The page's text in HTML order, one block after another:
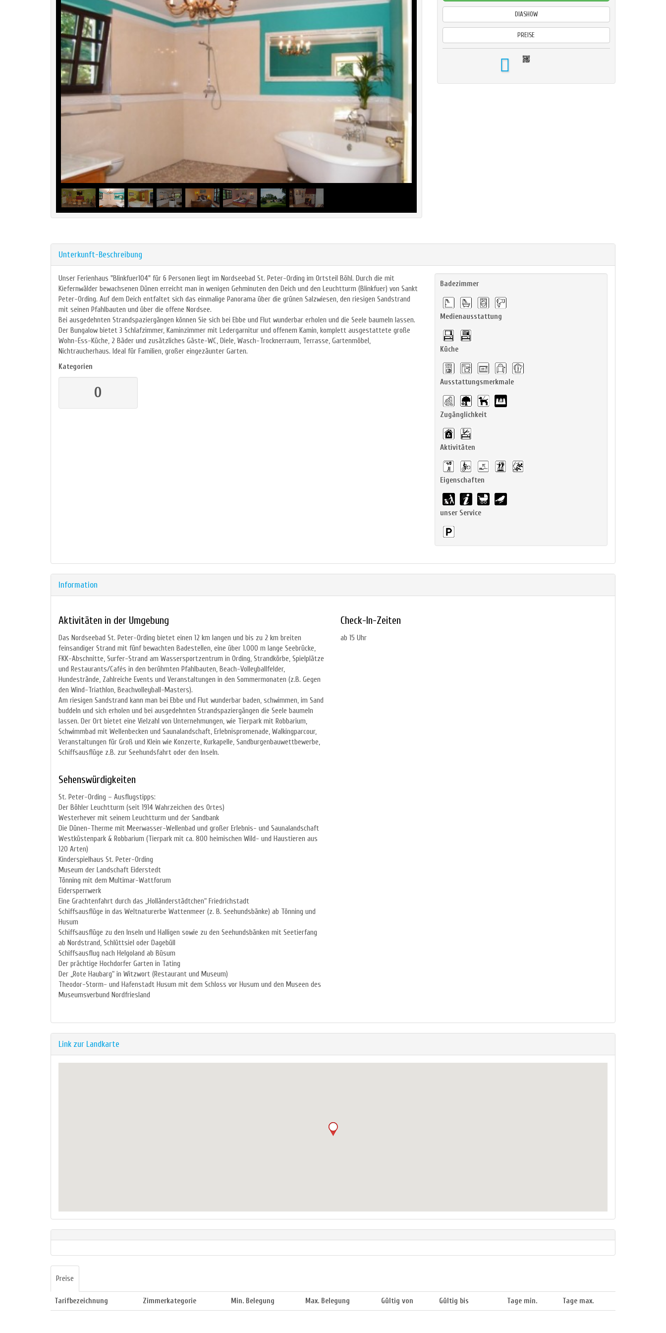
DIASHOW
PREISE
Unterkunft-Beschreibung
Unser Ferienhaus "Blinkfuer104" für 6 Personen liegt im Nordseebad St. Peter-Ording im Ortsteil Böhl. Durch die mit
Kiefernwälder bewachsenen Dünen erreicht man in wenigen Gehminuten den Deich und den Leuchtturm (Blinkfuer) von Sankt
Peter-Ording. Auf dem Deich entfaltet sich das einmalige Panorama über die grünen Salzwiesen, den riesigen Sandstrand
mit seinen Pfahlbauten und über die offene Nordsee.
Bei ausgedehnten Strandspaziergängen können Sie sich bei Ebbe und Flut wunderbar erholen und die Seele baumeln lassen.
Der Bungalow bietet 3 Schlafzimmer, Kaminzimmer mit Ledergarnitur und offenem Kamin, komplett ausgestattete große
Wohn-Ess-Küche, 2 Bäder und zusätzliches Gäste-WC, Diele, Wasch-Trocknerraum, Terrasse, Gartenmöbel,
Nichtraucherhaus. Ideal für Familien, großer eingezäunter Garten.
Kategorien
0
Badezimmer
Medienausstattung
Küche
Ausstattungsmerkmale
Zugänglichkeit
Aktivitäten
Eigenschaften
unser Service
Information
Aktivitäten in der Umgebung
Das Nordseebad St. Peter-Ording bietet einen 12 km langen und bis zu 2 km breiten
feinsandiger Strand mit fünf bewachten Badestellen, eine über 1.000 m lange Seebrücke,
FKK-Abschnitte, Surfer-Strand am Wassersportzentrum in Ording, Strandkörbe, Spielplätze
und Restaurants/Cafés in den berühmten Pfahlbauten, Beach-Volleyballfelder,
Hundestrände, Zahlreiche Events und Veranstaltungen in den Sommermonaten (z.B. Gegen
den Wind-Triathlon, Beachvolleyball-Masters).
Am riesigen Sandstrand kann man bei Ebbe und Flut wunderbar baden, schwimmen, im Sand
buddeln und sich erholen und bei ausgedehnten Strandspaziergängen die Seele baumeln
lassen. Der Ort bietet eine Vielzahl von Unternehmungen, wie Tierpark mit Robbarium,
Schwimmbad mit Wellenbecken und Saunalandschaft, Erlebnispromenade, Walkingparcour,
Veranstaltungen für Groß und Klein wie Konzerte, Kurkapelle, Sandburgenbauwettbewerbe,
Schiffsausflüge z.B. zur Seehundsfahrt oder den Inseln.
Check-In-Zeiten
ab 15 Uhr
Sehenswürdigkeiten
St. Peter-Ording – Ausflugstipps:
Der Böhler Leuchtturm (seit 1914 Wahrzeichen des Ortes)
Westerhever mit seinem Leuchtturm und der Sandbank
Die Dünen-Therme mit Meerwasser-Wellenbad und großer Erlebnis- und Saunalandschaft
Westküstenpark & Robbarium (Tierpark mit ca. 800 heimischen Wild- und Haustieren aus
120 Arten)
Kinderspielhaus St. Peter-Ording
Museum der Landschaft Eiderstedt
Tönning mit dem Multimar-Wattforum
Eidersperrwerk
Eine Grachtenfahrt durch das „Holländerstädtchen“ Friedrichstadt
Schiffsausflüge in das Weltnaturerbe Wattenmeer (z. B. Seehundsbänke) ab Tönning und
Husum
Schiffsausflüge zu den Inseln und Halligen sowie zu den Seehundsbänken mit Seetierfang
ab Nordstrand, Schlüttsiel oder Dagebüll
Schiffsausflug nach Helgoland ab Büsum
Der prächtige Hochdorfer Garten in Tating
Der „Rote Haubarg“ in Witzwort (Restaurant und Museum)
Theodor-Storm- und Hafenstadt Husum mit dem Schloss vor Husum und den Museen des
Museumsverbund Nordfriesland
Link zur Landkarte
Preise
Tarifbezeichnung Zimmerkategorie Min. Belegung Max. Belegung Gültig von Gültig bis Tage min. Tage max.